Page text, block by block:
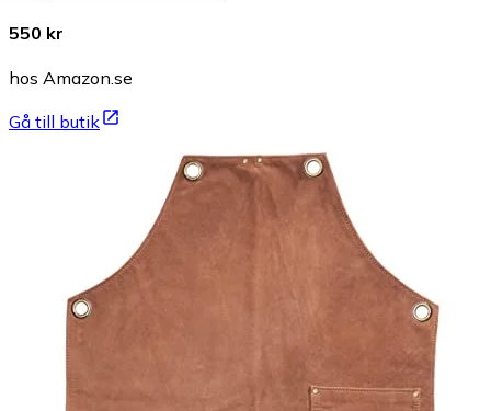
550 kr
hos Amazon.se
Gå till butik